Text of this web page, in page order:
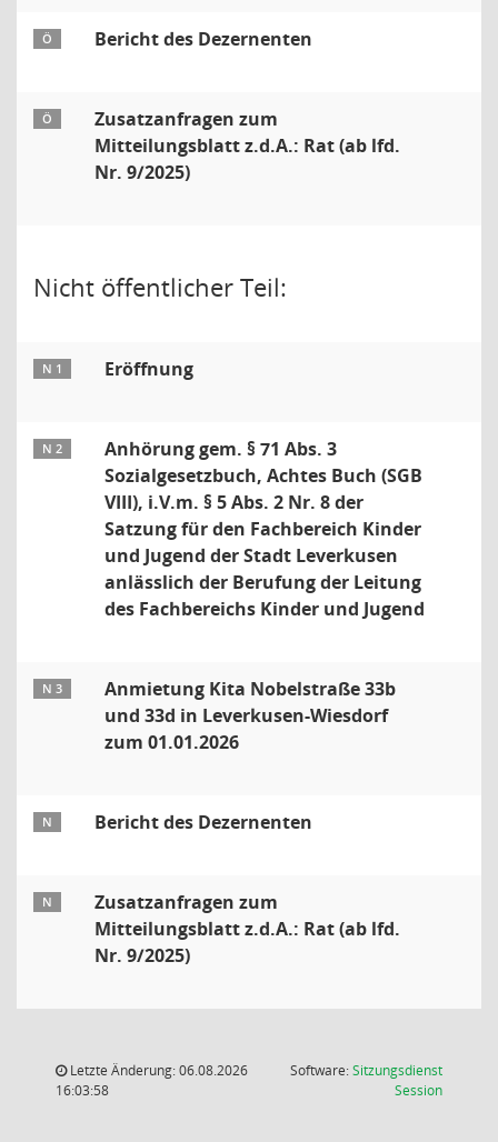
Ö Bericht des Dezernenten
Ö
Zusatzanfragen zum
Mitteilungsblatt z.d.A.: Rat (ab lfd.
Nr. 9/2025)
Nicht öffentlicher Teil:
N 1 Eröffnung
N 2
Anhörung gem. § 71 Abs. 3
Sozialgesetzbuch, Achtes Buch (SGB
VIII), i.V.m. § 5 Abs. 2 Nr. 8 der
Satzung für den Fachbereich Kinder
und Jugend der Stadt Leverkusen
anlässlich der Berufung der Leitung
des Fachbereichs Kinder und Jugend
N 3
Anmietung Kita Nobelstraße 33b
und 33d in Leverkusen-Wiesdorf
zum 01.01.2026
N Bericht des Dezernenten
N
Zusatzanfragen zum
Mitteilungsblatt z.d.A.: Rat (ab lfd.
Nr. 9/2025)
Letzte Änderung: 06.08.2026
16:03:58
Software:Sitzungsdienst
Session(Wird in